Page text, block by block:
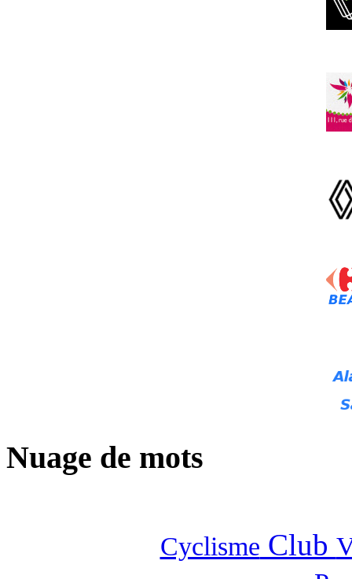
Nuage de mots
Cyclisme Club